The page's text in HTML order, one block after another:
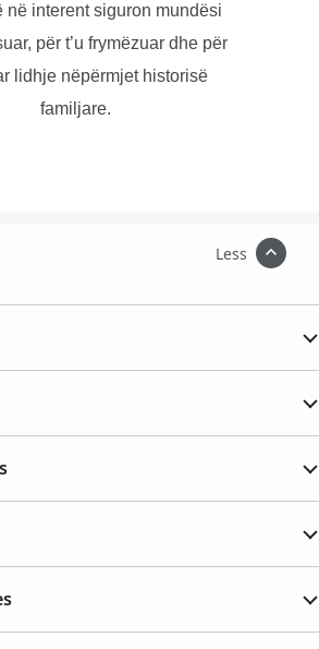
në interent siguron mundësi
për t’u frymëzuar dhe për
lidhje nëpërmjet historisë
familjare.